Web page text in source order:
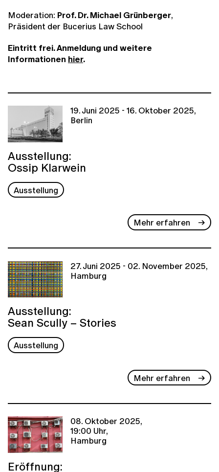
Moderation: Prof. Dr. Michael Grünberger,
Präsident der Bucerius Law School
Eintritt frei. Anmeldung und weitere
Informationen hier.
19. Juni 2025 - 16. Oktober 2025,
Berlin
Ausstellung:
Ossip Klarwein
Ausstellung
Mehr erfahren
27. Juni 2025 - 02. November 2025,
Hamburg
Ausstellung:
Sean Scully – Stories
Ausstellung
Mehr erfahren
08. Oktober 2025,
19:00 Uhr,
Hamburg
Eröffnung: